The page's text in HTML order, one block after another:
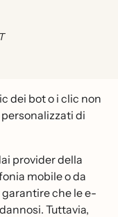
dei bot o i clic non
di
provider della
mobile o da
che le e-
Tuttavia,